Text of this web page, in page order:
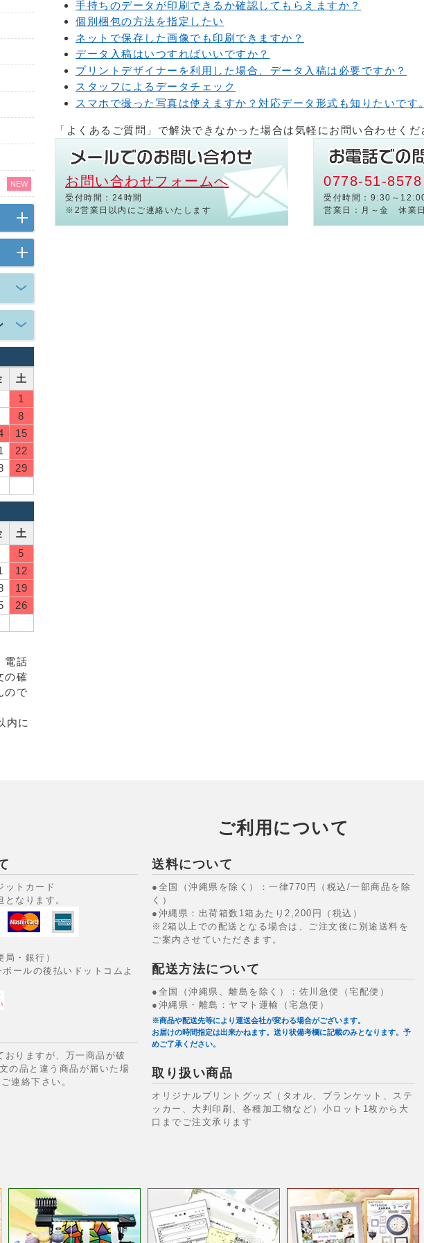
手持ちのデータが印刷できるか確認してもらえますか？
個別梱包の方法を指定したい
ネットで保存した画像でも印刷できますか？
データ入稿はいつすればいいですか？
プリントデザイナーを利用した場合、データ入稿は必要ですか？
スタッフによるデータチェック
スマホで撮った写真は使えますか？対応データ形式も知りたいです。
「よくあるご質問」で解決できなかった場合は気軽にお問い合わせくだ
お問い合わせフォームへ
受付時間：24時間
※2営業日以内にご連絡いたします
0778-51-8578
受付時間：9:30～
営業日：月～金 休業
NEW
土
1
8
15
22
29
土
5
12
19
26
電話
の確
ので
内に
ご利用について
ットカード
なります。
・銀行）
ールの後払いドットコムよ
りますが、万一商品が破
の品と違う商品が届いた場
連絡下さい。
送料について
●全国（沖縄県を除く）：一律770円（税込/一部商品を除
く）
●沖縄県：出荷箱数1箱あたり2,200円（税込）
※2箱以上での配送となる場合は、ご注文後に別途送料を
ご案内させていただきます。
配送方法について
●全国（沖縄県、離島を除く）：佐川急便（宅配便）
●沖縄県・離島：ヤマト運輸（宅急便）
※商品や配送先等により運送会社が変わる場合がございます。
お届けの時間指定は出来かねます。送り状備考欄に記載のみとなります。予
めご了承ください。
取り扱い商品
オリジナルプリントグッズ（タオル、ブランケット、ステ
ッカー、大判印刷、各種加工物など）小ロット1枚から大
口までご注文承ります